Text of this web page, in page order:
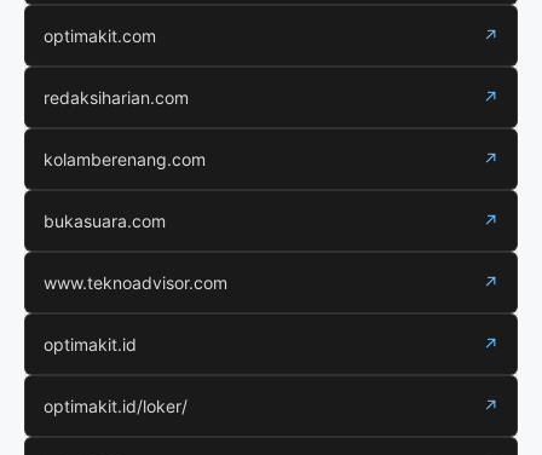
optimakit.com ↗
redaksiharian.com ↗
kolamberenang.com ↗
bukasuara.com ↗
www.teknoadvisor.com ↗
optimakit.id ↗
optimakit.id/loker/ ↗